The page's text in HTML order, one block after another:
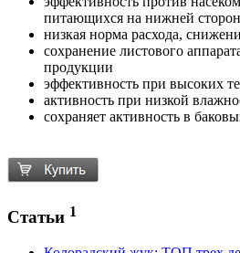
питающихся на нижней
низкая норма расхода,
сохранение листового
продукции
эффективность при высоких
активность при низкой
сохраняет активность в
Статьи 1